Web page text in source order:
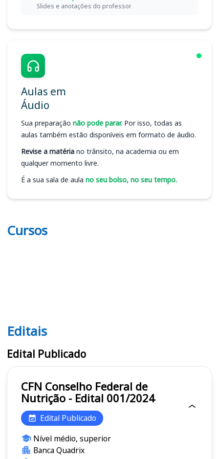
Slides e anotações do professor
Aulas em
Áudio
Sua preparação não pode parar. Por isso, todas as
aulas também estão disponíveis em formato de áudio.
Revise a matéria no trânsito, na academia ou em
qualquer momento livre.
É a sua sala de aula no seu bolso, no seu tempo.
Cursos
Editais CFN
Editais
Edital Publicado
CFN Conselho Federal de
Nutrição - Edital 001/2024
Edital Publicado
Nível médio, superior
Banca Quadrix